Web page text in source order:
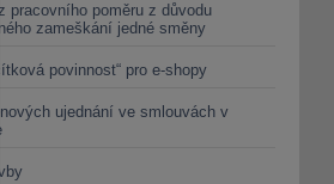
pracovního poměru z důvodu
zameškání jedné směny
povinnost“ pro e-shopy
ujednání ve smlouvách v